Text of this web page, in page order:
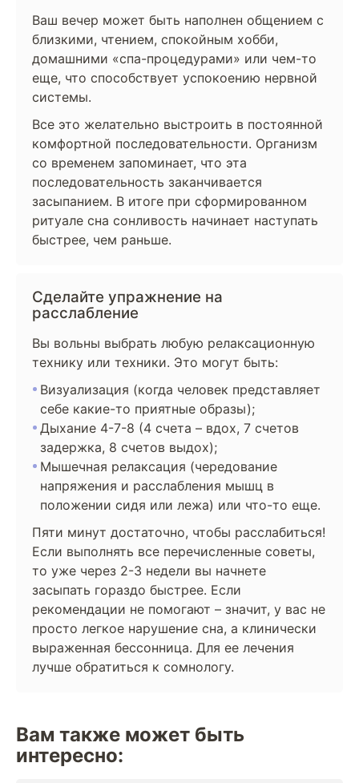
Ваш вечер может быть наполнен общением с
близкими, чтением, спокойным хобби,
домашними «спа-процедурами» или чем-то
еще, что способствует успокоению нервной
системы.
Все это желательно выстроить в постоянной
комфортной последовательности. Организм
со временем запоминает, что эта
последовательность заканчивается
засыпанием. В итоге при сформированном
ритуале сна сонливость начинает наступать
быстрее, чем раньше.
Сделайте упражнение на
расслабление
Вы вольны выбрать любую релаксационную
технику или техники. Это могут быть:
Визуализация (когда человек представляет
себе какие-то приятные образы);
Дыхание 4-7-8 (4 счета – вдох, 7 счетов
задержка, 8 счетов выдох);
Мышечная релаксация (чередование
напряжения и расслабления мышц в
положении сидя или лежа) или что-то еще.
Пяти минут достаточно, чтобы расслабиться!
Если выполнять все перечисленные советы,
то уже через 2-3 недели вы начнете
засыпать гораздо быстрее. Если
рекомендации не помогают – значит, у вас не
просто легкое нарушение сна, а клинически
выраженная бессонница. Для ее лечения
лучше обратиться к сомнологу.
Вам также может быть
интересно: